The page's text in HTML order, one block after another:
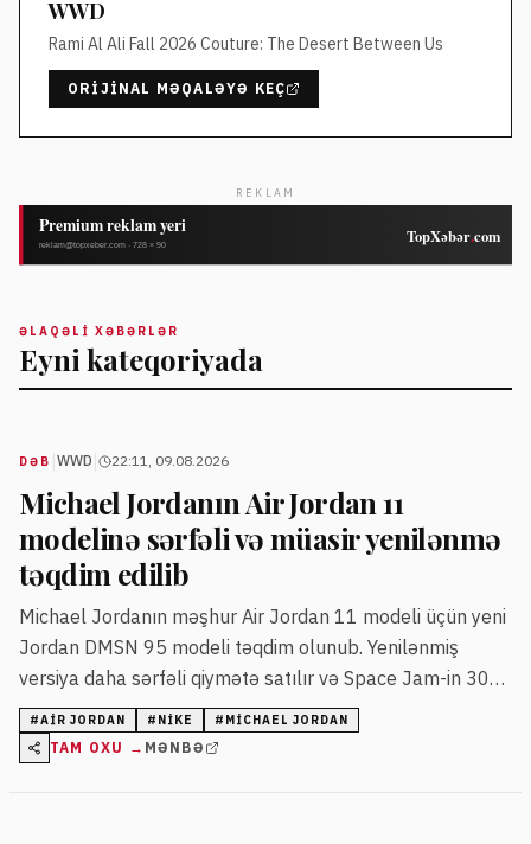
WWD
Rami Al Ali Fall 2026 Couture: The Desert Between Us
ORIJINAL MƏQALƏYƏ KEÇ
REKLAM
ƏLAQƏLI XƏBƏRLƏR
Eyni kateqoriyada
DƏB WWD 22:11, 09.08.2026
Michael Jordanın Air Jordan 11
modelinə sərfəli və müasir yenilənmə
təqdim edilib
Michael Jordanın məşhur Air Jordan 11 modeli üçün yeni
Jordan DMSN 95 modeli təqdim olunub. Yenilənmiş
versiya daha sərfəli qiymətə satılır və Space Jam-in 30
illik yubiley kolleksiyasına daxil edilib.
#AIR JORDAN # NIKE # MICHAEL JORDAN
TAM OXU → MƏNBƏ